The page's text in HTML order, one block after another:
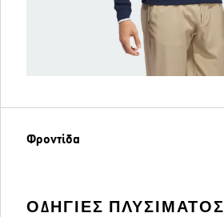
Φροντίδα
ΟΔΗΓΊΕΣ ΠΛΥΣΊΜΑΤΟΣ